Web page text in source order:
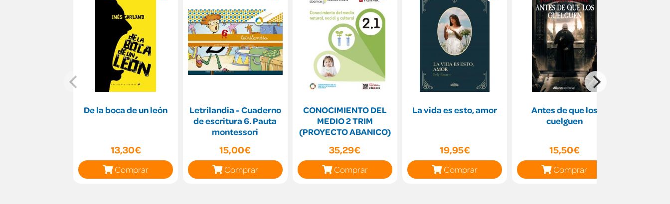
De la boca de un león
13,30€
Comprar
Letrilandia - Cuaderno
de escritura 6. Pauta
montessori
15,00€
Comprar
CONOCIMIENTO DEL
MEDIO 2 TRIM
(PROYECTO ABANICO)
35,29€
Comprar
La vida es esto, amor
19,95€
Comprar
Antes de que los
cuelguen
15,50€
Comprar